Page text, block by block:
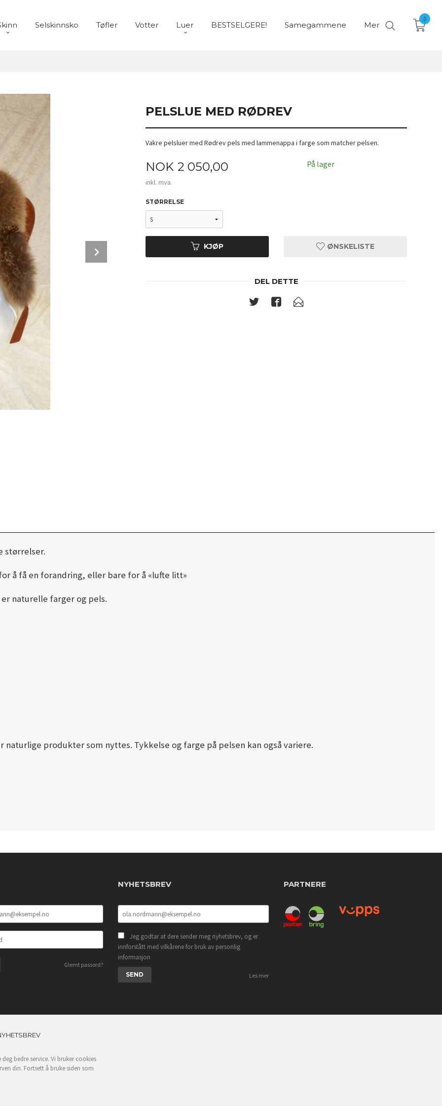
Selskinnsko Tøfler Votter Luer BESTSELGERE! Samegammene Mer
0
PELSLUE MED RØDREV
Vakre pelsluer med Rødrev pels med lammenappa i farge som matcher pelsen.
Pris
NOK 2 050,00
inkl. mva.
På lager
STØRRELSE
KJØP ØNSKELISTE
DEL DETTE
størrelser.
å få en forandring, eller bare for å «lufte litt»
naturelle farger og pels.
naturlige produkter som nyttes. Tykkelse og farge på pelsen kan også variere.
Glemt passord?
NYHETSBREV
Jeg godtar at dere sender meg nyhetsbrev, og er
innforstått med vilkårene for bruk av personlig
informasjon
Les mer
PARTNERE
bedre service. Vi bruker cookies
din. Fortsett å bruke siden som